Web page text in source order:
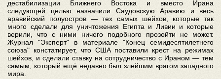
дестабилизации Ближнего Востока и вместо Ирана
следующей целью назначили Саудовскую Аравию и весь
аравийский полуостров — тех самых шейхов, которые так
много сделали для уничтожения Египта и Ливии и которые
верили, что с ними ничего подобного прозойти не может.
Журнал "Эксперт" в материале "Конец семидесятилетнего
союза" констатирует, что США поставили крест на режимах
шейхов, и сделали ставку на сотрудничество с Ираном — тем
самым, который ещё недавно был злейшим врагом западного
мира.